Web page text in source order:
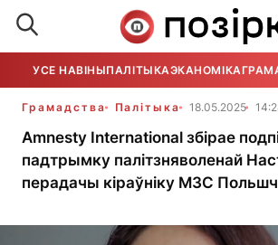
УСЕ НАВІНЫПАЛІТЫКАЭКАНОМІКА
Грамадства Палітыка 18.05.2025
Amnesty International збірае
падтрымку палітзняволенай
перадачы кіраўніку МЗС